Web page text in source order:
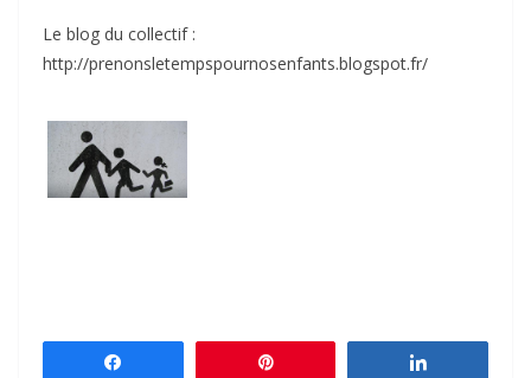
Le blog du collectif :
http://prenonsletempspournosenfants.blogspot.fr/